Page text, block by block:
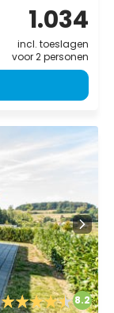
1.034
incl. toeslagen
voor 2 personen
8.2